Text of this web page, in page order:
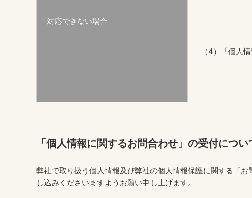
対応できない場合
（4）「個人
「個人情報に関するお問合わせ」の受付につい
弊社で取り扱う個人情報及び弊社の個人情報保護に関する「
し込みくださいますようお願い申し上げます。